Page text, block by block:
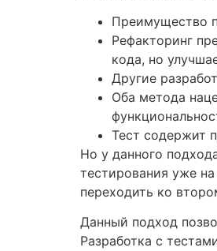
Преимущество
Рефакторинг
кода, но
Другие
Оба метода
Тест содержит
Но у данного
тестирования уже
переходить ко
Данный подход
Разработка с